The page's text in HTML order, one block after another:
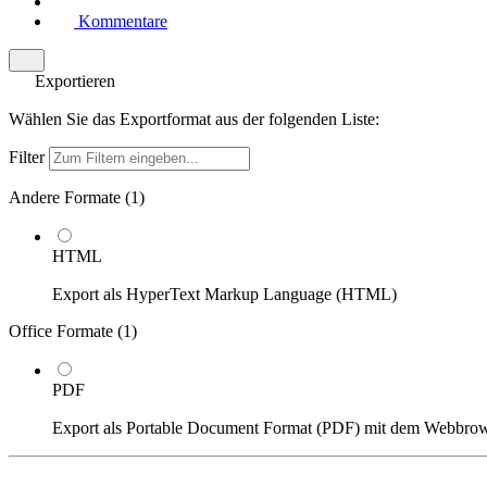
Kommentare
Exportieren
Wählen Sie das Exportformat aus der folgenden Liste:
Filter
Andere Formate (1)
HTML
Export als HyperText Markup Language (HTML)
Office Formate (1)
PDF
Export als Portable Document Format (PDF) mit dem